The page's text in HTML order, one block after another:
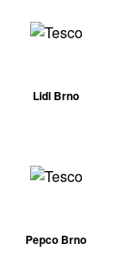
Lidl Brno
Pepco Brno